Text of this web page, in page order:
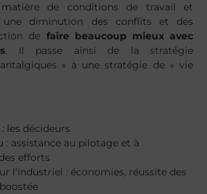
de conditions de travail et
une diminution des conflits et des
de faire beaucoup mieux avec
. Il passe ainsi de la stratégie
» à une stratégie de « vie
les décideurs
: assistance au pilotage et à
efforts
l’industriel : économies, réussite des